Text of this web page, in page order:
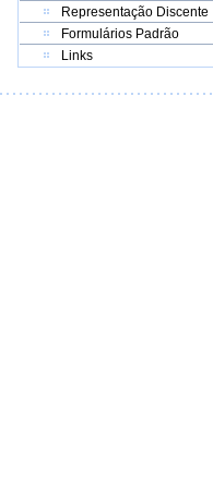
Representação Discente
Formulários Padrão
Links